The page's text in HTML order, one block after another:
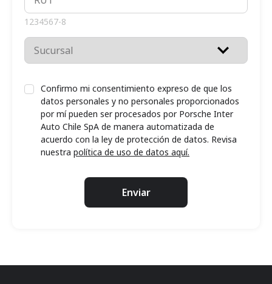
1234567-8
Confirmo mi consentimiento expreso de que los
datos personales y no personales proporcionados
por mí pueden ser procesados por Porsche Inter
Auto Chile SpA de manera automatizada de
acuerdo con la ley de protección de datos. Revisa
nuestra política de uso de datos aquí.
Enviar